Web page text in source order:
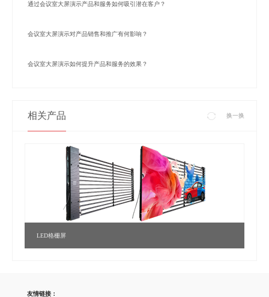
通过会议室大屏演示产品和服务如何吸引潜在客户？
会议室大屏演示对产品销售和推广有何影响？
会议室大屏演示如何提升产品和服务的效果？
相关产品 换一换
LED格栅屏
友情链接：